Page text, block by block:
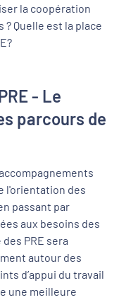
la coopération
Quelle est la place
- Le
parcours de
l'orientation des
passant par
aux besoins des
PRE sera
autour des
d’appui du travail
une meilleure